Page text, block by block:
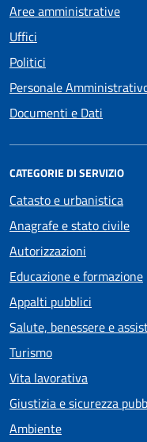
Aree amministrative
Uffici
Politici
Personale
Documenti e Dati
CATEGORIE DI SERVIZIO
Catasto e urbanistica
Anagrafe e stato civile
Autorizzazioni
Educazione e formazione
Appalti pubblici
Salute, benessere e
Turismo
Vita lavorativa
Giustizia e sicurezza
Ambiente